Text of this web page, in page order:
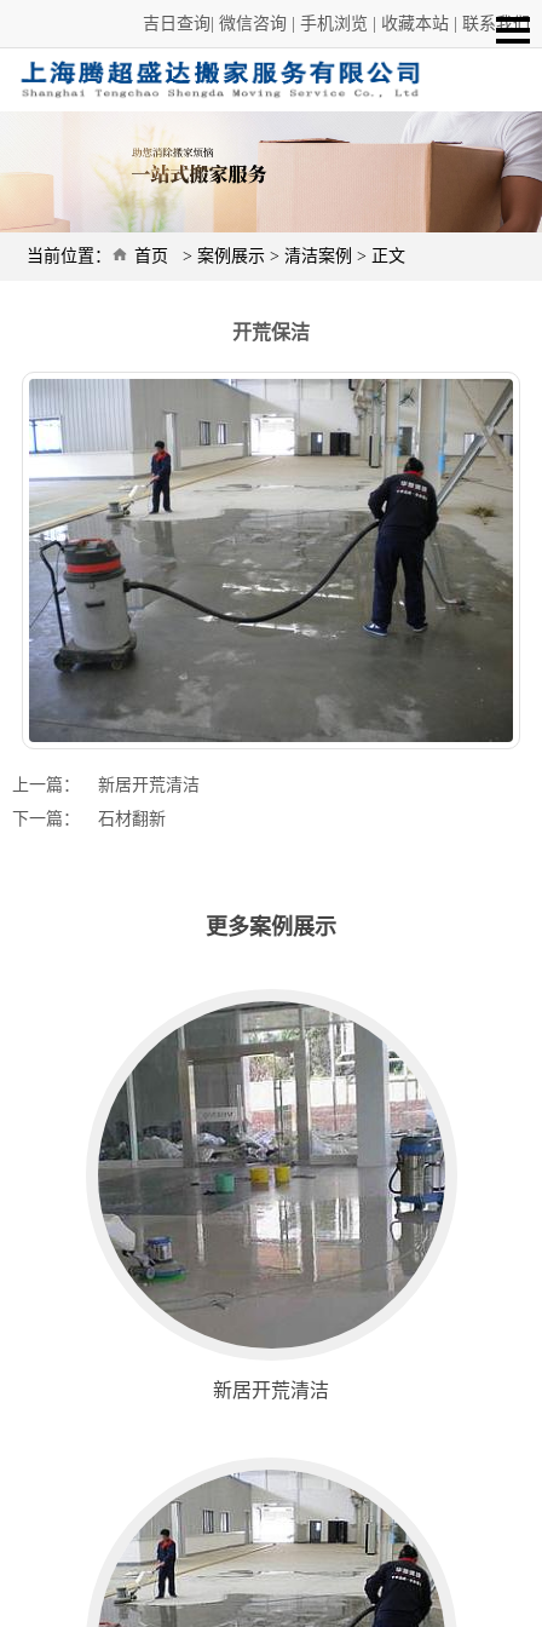
吉日查询 微信咨询 手机浏览 收藏本站 联系我们
当前位置： 首页 >案例展示 >清洁案例 > 正文
开荒保洁
上一篇：
新居开荒清洁
下一篇：
石材翻新
更多案例展示
新居开荒清洁